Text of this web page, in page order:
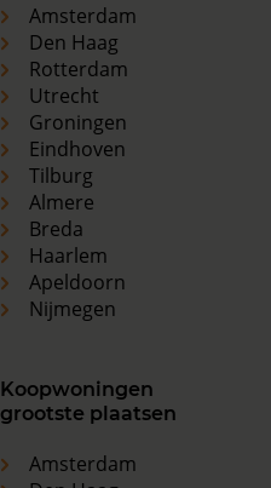
Amsterdam
Den Haag
Rotterdam
Utrecht
Groningen
Eindhoven
Tilburg
Almere
Breda
Haarlem
Apeldoorn
Nijmegen
Koopwoningen
grootste plaatsen
Amsterdam